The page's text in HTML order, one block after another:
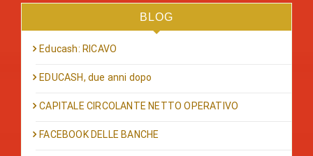
BLOG
Educash: RICAVO
EDUCASH, due anni dopo
CAPITALE CIRCOLANTE NETTO OPERATIVO
FACEBOOK DELLE BANCHE